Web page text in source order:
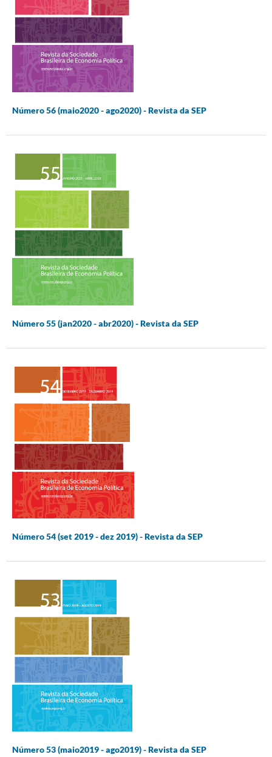
Número 56 (maio2020 - ago2020) - Revista da SEP
Número 55 (jan2020 - abr2020) - Revista da SEP
Número 54 (set 2019 - dez 2019) - Revista da SEP
Número 53 (maio2019 - ago2019) - Revista da SEP